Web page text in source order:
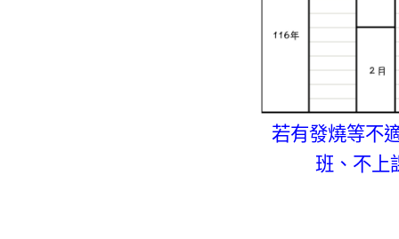
若有發燒等不
班、不上